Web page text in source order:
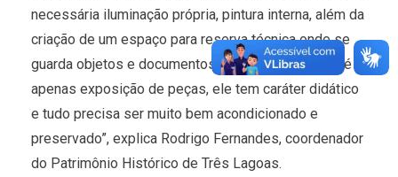
necessária iluminação própria, pintura interna, além da
criação de um espaço para reserva técnica onde se
guarda objetos e documentos, afinal, o museu não é
apenas exposição de peças, ele tem caráter didático
e tudo precisa ser muito bem acondicionado e
preservado”, explica Rodrigo Fernandes, coordenador
do Patrimônio Histórico de Três Lagoas.